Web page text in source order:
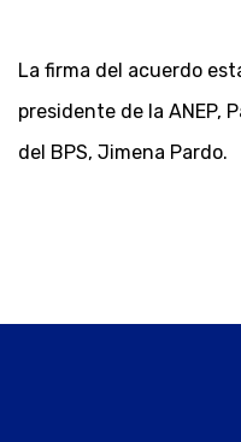
La firma del acuerdo
presidente de la ANEP,
del BPS, Jimena Pardo.